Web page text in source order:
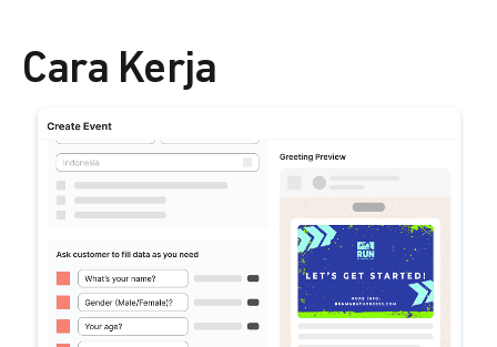
Cara Kerja